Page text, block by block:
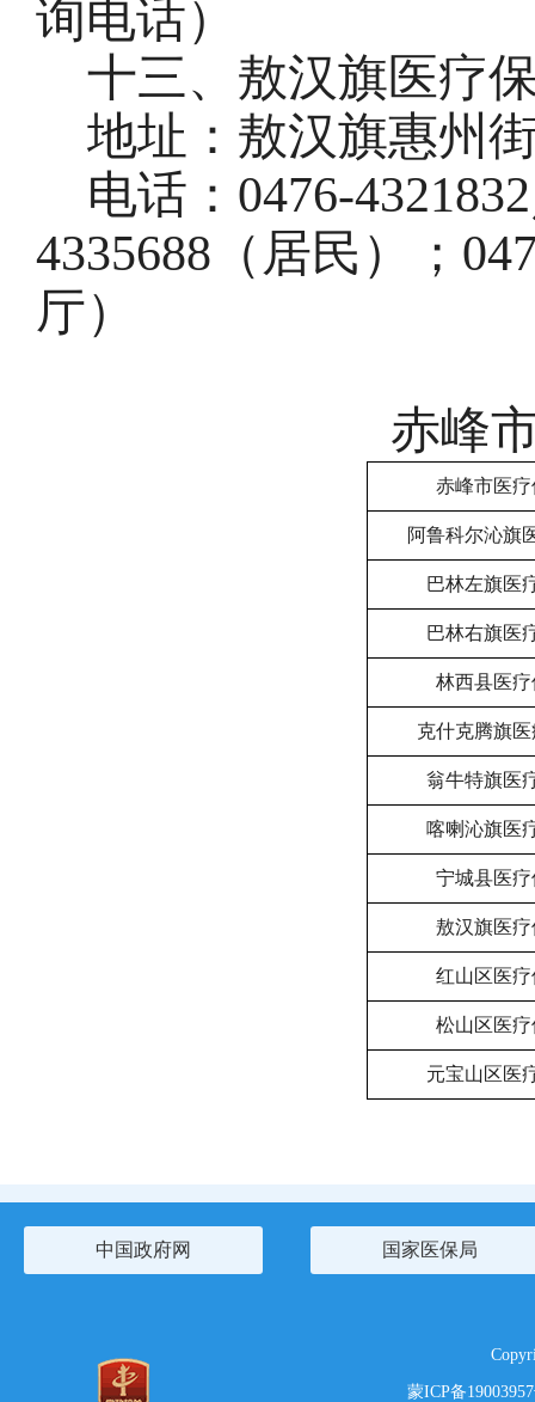
询电话）
十三、敖汉旗医疗
地址：敖汉旗惠州
电话： 0476-
4335688（居民）
；
厅）
赤峰
赤峰市医
阿鲁科尔沁旗
巴林左旗医
巴林右旗医
林西县医
克什克腾旗
翁牛特旗医
喀喇沁旗医
宁城县医
敖汉旗医
红山区医
松山区医
元宝山区医
中国政府网 国家医保局
蒙ICP备